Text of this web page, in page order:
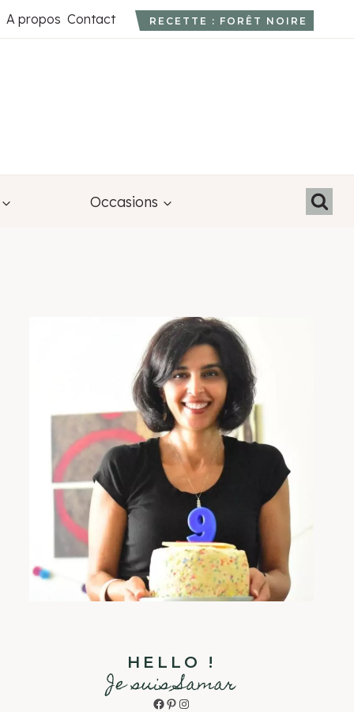
A propos Contact RECETTE : FORÊT NOIRE
Occasions
HELLO !
Je suis Samar
Facebook
Pinterest
Instagram